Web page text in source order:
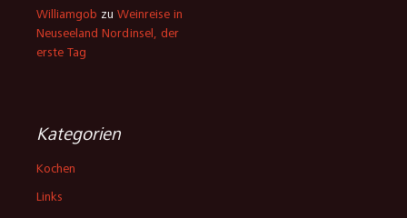
Williamgob zu Weinreise in
Neuseeland Nordinsel, der
erste Tag
Kategorien
Kochen
Links